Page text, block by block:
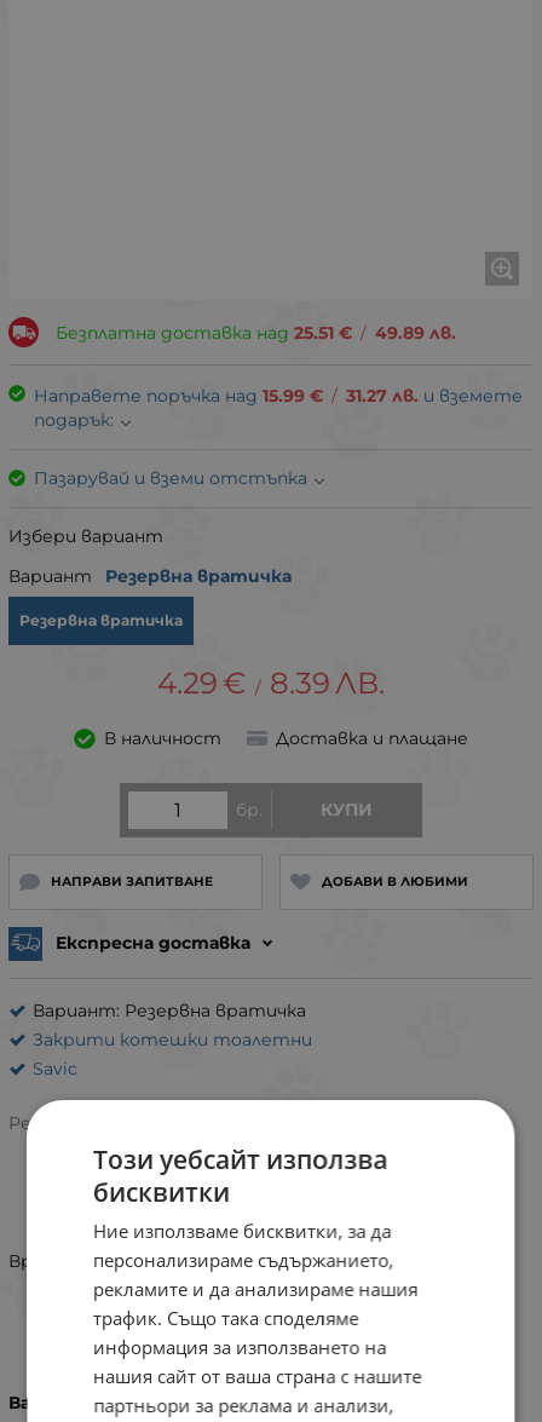
Безплатна доставка над 25.51 € / 49.89 лв.
Направете поръчка над 15.99 € / 31.27 лв. и вземете
подарък:
Пазарувай и вземи отстъпка
Избери вариант
Вариант
Резервна вратичка
Резервна вратичка
4.29 € / 8.39 ЛВ.
В наличност Доставка и плащане
бр. КУПИ
НАПРАВИ ЗАПИТВАНЕ ДОБАВИ В ЛЮБИМИ
Експресна доставка
Вариант: Резервна вратичка
Закрити котешки тоалетни
Savic
Рейтинг:
ИНФОРМАЦИЯ
Вратичка за Savic Nestor
ХАРАКТЕРИСТИКИ
Вариант
Този уебсайт използва
бисквитки
Ние използваме бисквитки, за да
персонализираме съдържанието,
рекламите и да анализираме нашия
трафик. Също така споделяме
информация за използването на
нашия сайт от ваша страна с нашите
партньори за реклама и анализи,